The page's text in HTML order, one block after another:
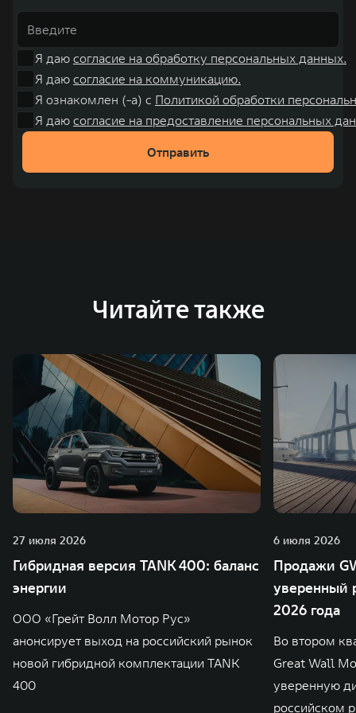
Я даю согласие на обработку персональных данных.
Я даю согласие на коммуникацию.
Я ознакомлен (-а) с Политикой обработки
Я даю согласие на предоставление персональных
Отправить
Читайте также
27 июля 2026
Гибридная версия TANK 400: баланс
энергии
ООО «Грейт Волл Мотор Рус»
анонсирует выход на российский рынок
новой гибридной комплектации TANK
400
6 июля 2026
Продажи
уверенный
2026 года
Во втором
Great Wall
уверенную
российском